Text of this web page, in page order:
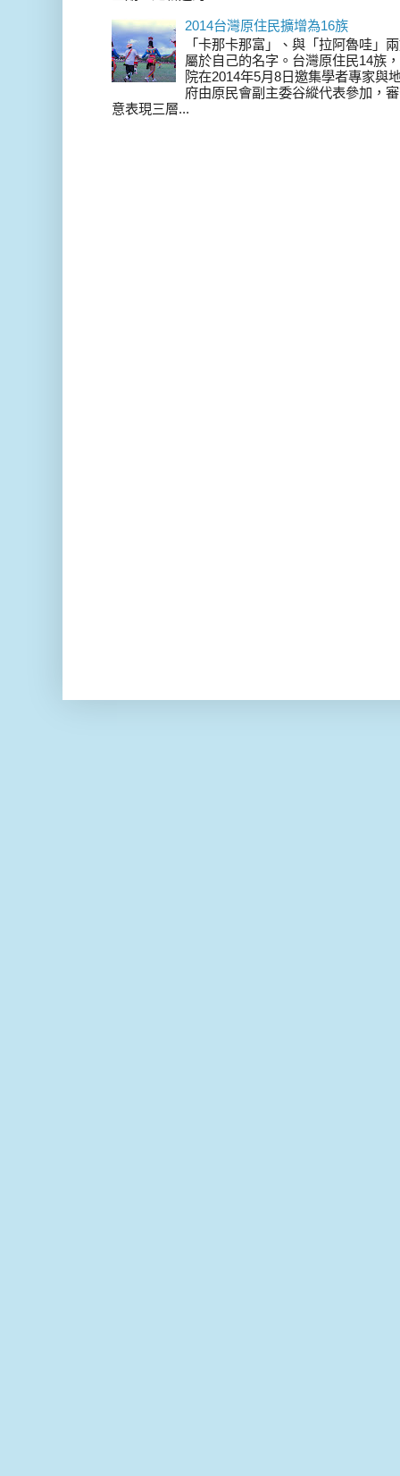
2014台灣原住民擴增為16族
「卡那卡那富」、與「拉阿魯哇」
屬於自己的名字。台灣原住民14族
院在2014年5月8日邀集學者專家與
府由原民會副主委谷縱代表參加，
意表現三層...